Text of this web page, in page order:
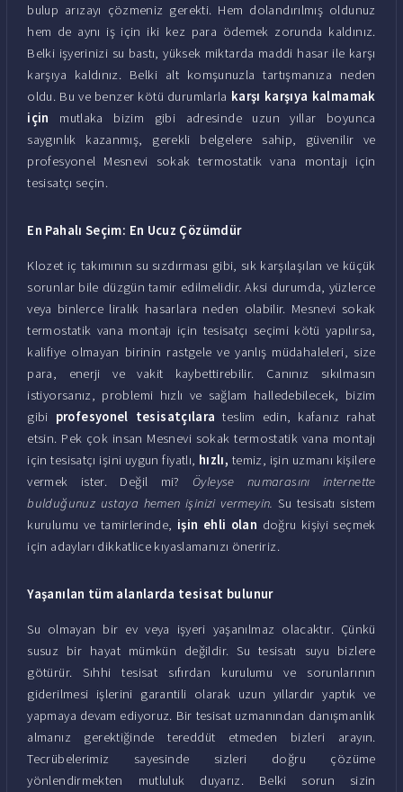
bulup arızayı çözmeniz gerekti. Hem dolandırılmış oldunuz
hem de aynı iş için iki kez para ödemek zorunda kaldınız.
Belki işyerinizi su bastı, yüksek miktarda maddi hasar ile karşı
karşıya kaldınız. Belki alt komşunuzla tartışmanıza neden
oldu. Bu ve benzer kötü durumlarla karşı karşıya kalmamak
için mutlaka bizim gibi adresinde uzun yıllar boyunca
saygınlık kazanmış, gerekli belgelere sahip, güvenilir ve
profesyonel Mesnevi sokak termostatik vana montajı için
tesisatçı seçin.
En Pahalı Seçim: En Ucuz Çözümdür
Klozet iç takımının su sızdırması gibi, sık karşılaşılan ve küçük
sorunlar bile düzgün tamir edilmelidir. Aksi durumda, yüzlerce
veya binlerce liralık hasarlara neden olabilir. Mesnevi sokak
termostatik vana montajı için tesisatçı seçimi kötü yapılırsa,
kalifiye olmayan birinin rastgele ve yanlış müdahaleleri, size
para, enerji ve vakit kaybettirebilir. Canınız sıkılmasın
istiyorsanız, problemi hızlı ve sağlam halledebilecek, bizim
gibi profesyonel tesisatçılara teslim edin, kafanız rahat
etsin. Pek çok insan Mesnevi sokak termostatik vana montajı
için tesisatçı işini uygun fiyatlı, hızlı, temiz, işin uzmanı kişilere
vermek ister. Değil mi? Öyleyse numarasını internette
bulduğunuz ustaya hemen işinizi vermeyin.Su tesisatı sistem
kurulumu ve tamirlerinde, işin ehli olan doğru kişiyi seçmek
için adayları dikkatlice kıyaslamanızı öneririz.
Yaşanılan tüm alanlarda tesisat bulunur
Su olmayan bir ev veya işyeri yaşanılmaz olacaktır. Çünkü
susuz bir hayat mümkün değildir. Su tesisatı suyu bizlere
götürür. Sıhhi tesisat sıfırdan kurulumu ve sorunlarının
giderilmesi işlerini garantili olarak uzun yıllardır yaptık ve
yapmaya devam ediyoruz. Bir tesisat uzmanından danışmanlık
almanız gerektiğinde tereddüt etmeden bizleri arayın.
Tecrübelerimiz sayesinde sizleri doğru çözüme
yönlendirmekten mutluluk duyarız. Belki sorun sizin